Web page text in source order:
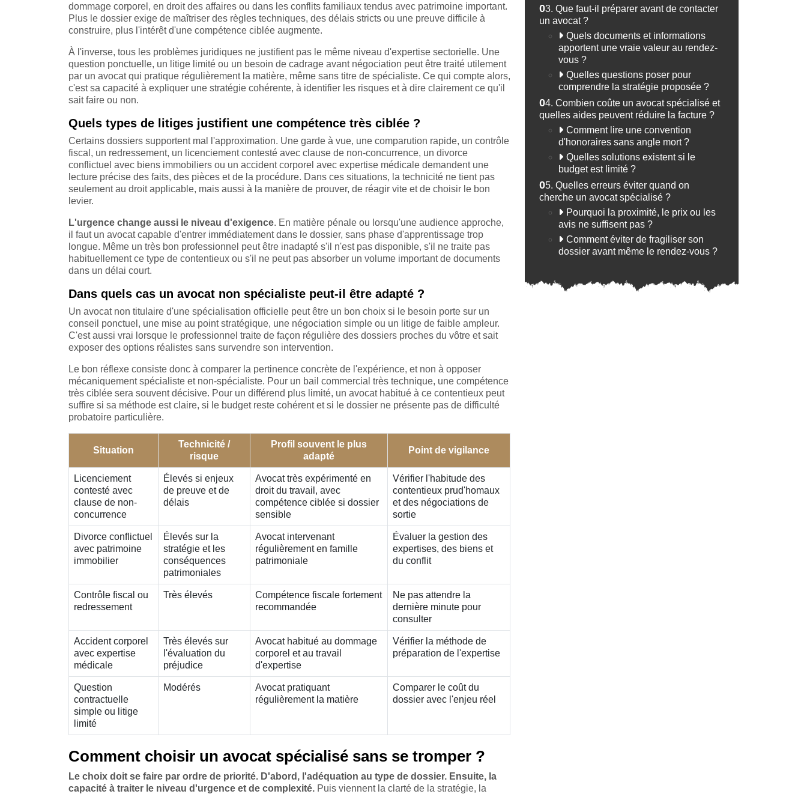
dommage corporel, en droit des affaires ou dans les conflits familiaux tendus avec patrimoine important.
Plus le dossier exige de maîtriser des règles techniques, des délais stricts ou une preuve difficile à
construire, plus l'intérêt d'une compétence ciblée augmente.
À l'inverse, tous les problèmes juridiques ne justifient pas le même niveau d'expertise sectorielle. Une
question ponctuelle, un litige limité ou un besoin de cadrage avant négociation peut être traité utilement
par un avocat qui pratique régulièrement la matière, même sans titre de spécialiste. Ce qui compte alors,
c'est sa capacité à expliquer une stratégie cohérente, à identifier les risques et à dire clairement ce qu'il
sait faire ou non.
Quels types de litiges justifient une compétence très ciblée ?
Certains dossiers supportent mal l'approximation. Une garde à vue, une comparution rapide, un contrôle
fiscal, un redressement, un licenciement contesté avec clause de non-concurrence, un divorce
conflictuel avec biens immobiliers ou un accident corporel avec expertise médicale demandent une
lecture précise des faits, des pièces et de la procédure. Dans ces situations, la technicité ne tient pas
seulement au droit applicable, mais aussi à la manière de prouver, de réagir vite et de choisir le bon
levier.
L'urgence change aussi le niveau d'exigence. En matière pénale ou lorsqu'une audience approche,
il faut un avocat capable d'entrer immédiatement dans le dossier, sans phase d'apprentissage trop
longue. Même un très bon professionnel peut être inadapté s'il n'est pas disponible, s'il ne traite pas
habituellement ce type de contentieux ou s'il ne peut pas absorber un volume important de documents
dans un délai court.
Dans quels cas un avocat non spécialiste peut-il être adapté ?
Un avocat non titulaire d'une spécialisation officielle peut être un bon choix si le besoin porte sur un
conseil ponctuel, une mise au point stratégique, une négociation simple ou un litige de faible ampleur.
C'est aussi vrai lorsque le professionnel traite de façon régulière des dossiers proches du vôtre et sait
exposer des options réalistes sans survendre son intervention.
Le bon réflexe consiste donc à comparer la pertinence concrète de l'expérience, et non à opposer
mécaniquement spécialiste et non-spécialiste. Pour un bail commercial très technique, une compétence
très ciblée sera souvent décisive. Pour un différend plus limité, un avocat habitué à ce contentieux peut
suffire si sa méthode est claire, si le budget reste cohérent et si le dossier ne présente pas de difficulté
probatoire particulière.
Situation
Technicité /
risque
Profil souvent le plus
adapté
Point de vigilance
Licenciement
contesté avec
clause de non-
concurrence
Élevés si enjeux
de preuve et de
délais
Avocat très expérimenté en
droit du travail, avec
compétence ciblée si dossier
sensible
Vérifier l'habitude des
contentieux prud'homaux
et des négociations de
sortie
Divorce conflictuel
avec patrimoine
immobilier
Élevés sur la
stratégie et les
conséquences
patrimoniales
Avocat intervenant
régulièrement en famille
patrimoniale
Évaluer la gestion des
expertises, des biens et
du conflit
Contrôle fiscal ou
redressement
Très élevés
Compétence fiscale fortement
recommandée
Ne pas attendre la
dernière minute pour
consulter
Accident corporel
avec expertise
médicale
Très élevés sur
l'évaluation du
préjudice
Avocat habitué au dommage
corporel et au travail
d'expertise
Vérifier la méthode de
préparation de l'expertise
Question
contractuelle
simple ou litige
limité
Modérés
Avocat pratiquant
régulièrement la matière
Comparer le coût du
dossier avec l'enjeu réel
Comment choisir un avocat spécialisé sans se tromper ?
Le choix doit se faire par ordre de priorité. D'abord, l'adéquation au type de dossier. Ensuite, la
capacité à traiter le niveau d'urgence et de complexité. Puis viennent la clarté de la stratégie, la
03. Que faut-il préparer avant de contacter
un avocat ?
Quels documents et informations
apportent une vraie valeur au rendez-
vous ?
Quelles questions poser pour
comprendre la stratégie proposée ?
04. Combien coûte un avocat spécialisé et
quelles aides peuvent réduire la facture ?
Comment lire une convention
d'honoraires sans angle mort ?
Quelles solutions existent si le
budget est limité ?
05. Quelles erreurs éviter quand on
cherche un avocat spécialisé ?
Pourquoi la proximité, le prix ou les
avis ne suffisent pas ?
Comment éviter de fragiliser son
dossier avant même le rendez-vous ?